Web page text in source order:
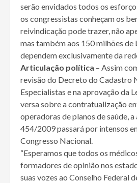
serão envidados todos os
os congressistas conheçam os
reivindicação pode trazer, não
mas também aos 150 milhões de
dependem exclusivamente da
Articulação política – Assim
revisão do Decreto do Cadastro
Especialistas e na aprovação da
versa sobre a contratualização
operadoras de planos de saúde,
454/2009 passará por intensos
Congresso Nacional.
“Esperamos que todos os
formadores de opinião nos
suas vozes ao Conselho Federal